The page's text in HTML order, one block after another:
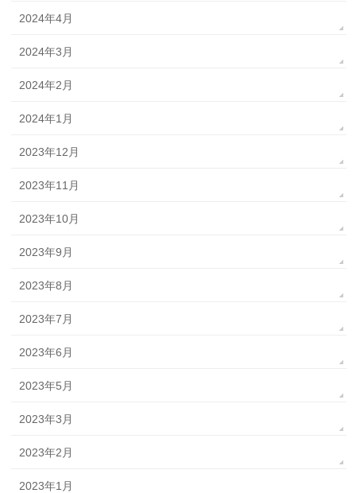
2024年4月
2024年3月
2024年2月
2024年1月
2023年12月
2023年11月
2023年10月
2023年9月
2023年8月
2023年7月
2023年6月
2023年5月
2023年3月
2023年2月
2023年1月